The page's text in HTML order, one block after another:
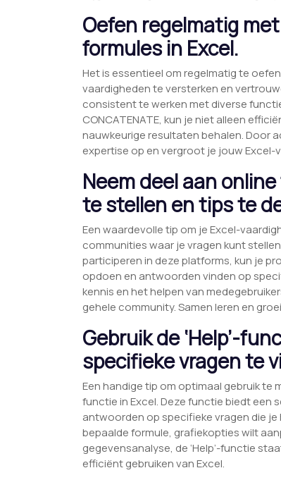
Oefen regelmatig
formules in Excel.
Het is essentieel om regelmatig te
vaardigheden te versterken en
consistent te werken met diverse
CONCATENATE, kun je niet alleen
nauwkeurige resultaten behalen. Door
expertise op en vergroot je jouw Excel-
Neem deel aan
te stellen en tips te
Een waardevolle tip om je Excel-
communities waar je vragen kunt
participeren in deze platforms, kun je
opdoen en antwoorden vinden op
kennis en het helpen van
gehele community. Samen leren en
Gebruik de ‘Help’-
specifieke vragen te
Een handige tip om optimaal gebruik te
functie in Excel. Deze functie biedt een
antwoorden op specifieke vragen die
bepaalde formule, grafiekopties wilt
gegevensanalyse, de ‘Help’-functie
efficiënt gebruiken van Excel.